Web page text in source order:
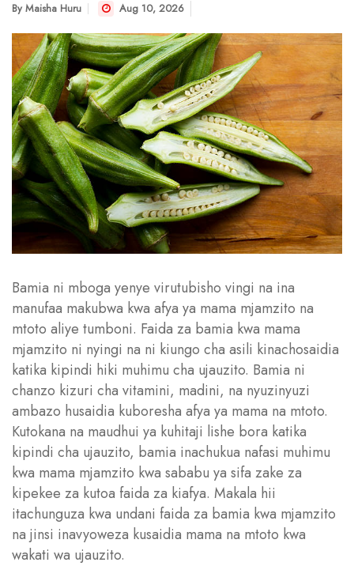
By Maisha Huru Aug 10, 2026
Bamia ni mboga yenye virutubisho vingi na ina
manufaa makubwa kwa afya ya mama mjamzito na
mtoto aliye tumboni. Faida za bamia kwa mama
mjamzito ni nyingi na ni kiungo cha asili kinachosaidia
katika kipindi hiki muhimu cha ujauzito. Bamia ni
chanzo kizuri cha vitamini, madini, na nyuzinyuzi
ambazo husaidia kuboresha afya ya mama na mtoto.
Kutokana na maudhui ya kuhitaji lishe bora katika
kipindi cha ujauzito, bamia inachukua nafasi muhimu
kwa mama mjamzito kwa sababu ya sifa zake za
kipekee za kutoa faida za kiafya. Makala hii
itachunguza kwa undani faida za bamia kwa mjamzito
na jinsi inavyoweza kusaidia mama na mtoto kwa
wakati wa ujauzito.